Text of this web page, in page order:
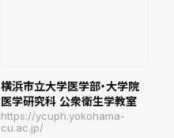
横浜市立大学医学部・大学院
医学研究科 公衆衛生学教室
https://ycuph.yokohama-
cu.ac.jp/